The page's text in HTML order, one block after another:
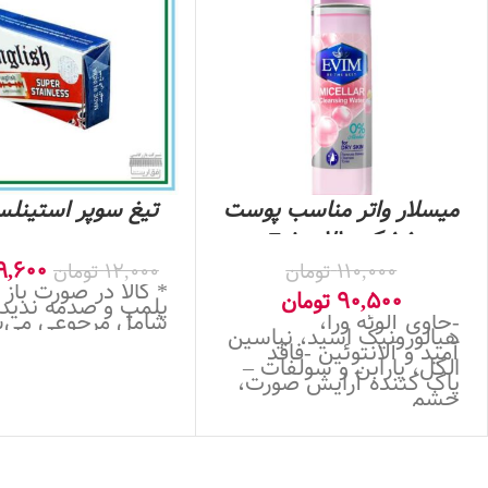
میسلار واتر مناسب پوست
خشک Evim 210
میلی‌لیتر- کد 3025
110,000تومان
90,500 تومان
-حاوی آلوئه ورا،
هیالورونیک اسید، نیاسین
آمید و آلانتوئین -فاقد
الکل، پارابن و سولفات –
پاک کننده آرایش صورت،
چشم
12,000تومان
* کالا در صورت
پلمپ و صدمه
شامل مرجوعی